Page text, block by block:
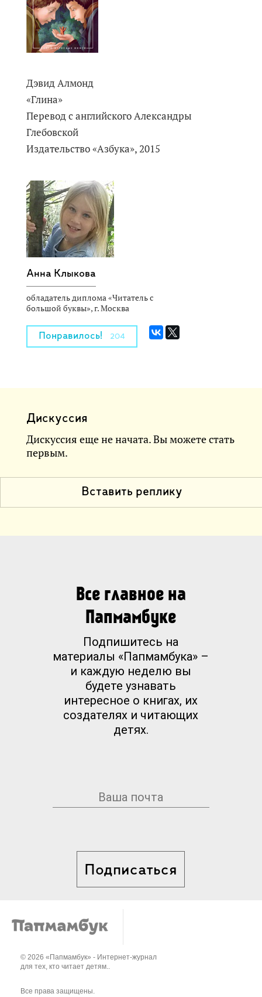
Дэвид Алмонд
«Глина»
Перевод с английского Александры
Глебовской
Издательство «Азбука», 2015
Анна Клыкова
обладатель диплома «Читатель с
большой буквы», г. Москва
Понравилось! 204
Дискуссия
Дискуссия еще не начата. Вы можете стать
первым.
Вставить реплику
Все главное на
Папмамбуке
Подпишитесь на
материалы «Папмамбука» –
и каждую неделю вы
будете узнавать
интересное о книгах, их
создателях и читающих
детях.
Подписаться
© 2026 «Папмамбук» - Интернет-журнал
для тех, кто читает детям..
Все права защищены.